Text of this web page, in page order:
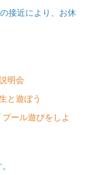
接近により、お休
明会
と遊ぼう
ール遊びをしよ